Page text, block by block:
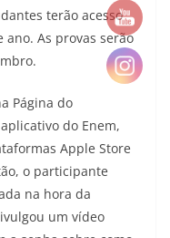
terão acesso
ano. As provas serão
Página do
do Enem,
Apple Store
o participante
na hora da
um vídeo